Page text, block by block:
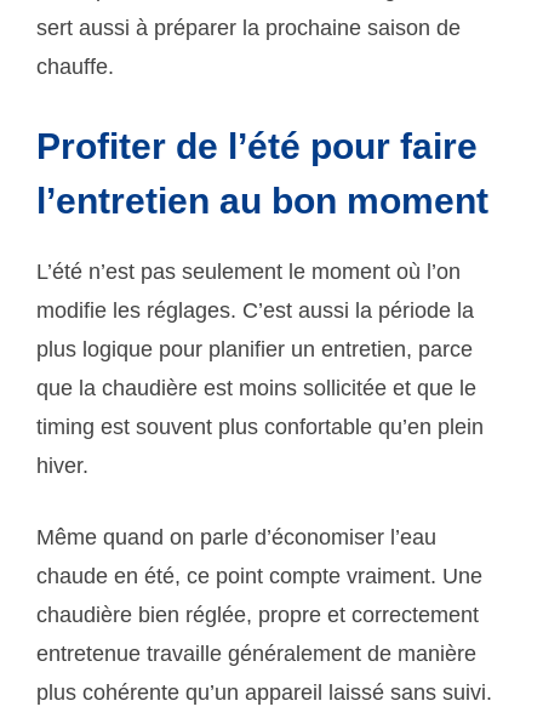
sert aussi à préparer la prochaine saison de
chauffe.
Profiter de l’été pour faire
l’entretien au bon moment
L’été n’est pas seulement le moment où l’on
modifie les réglages. C’est aussi la période la
plus logique pour planifier un entretien, parce
que la chaudière est moins sollicitée et que le
timing est souvent plus confortable qu’en plein
hiver.
Même quand on parle d’économiser l’eau
chaude en été, ce point compte vraiment. Une
chaudière bien réglée, propre et correctement
entretenue travaille généralement de manière
plus cohérente qu’un appareil laissé sans suivi.